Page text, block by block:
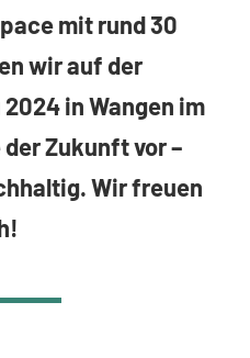
mit rund 30
wir auf der
in Wangen im
Zukunft vor –
Wir freuen